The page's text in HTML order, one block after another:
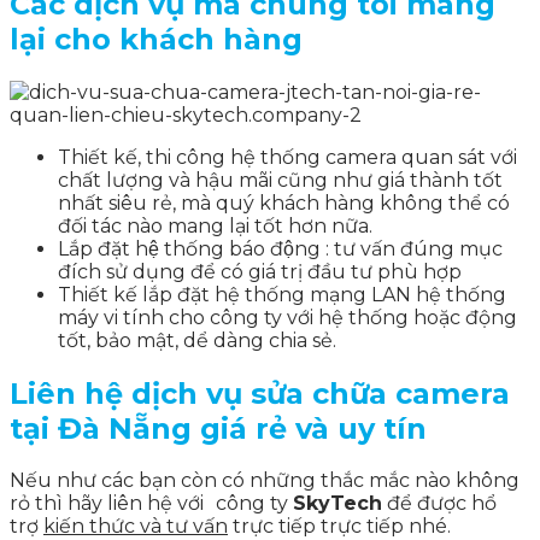
lại cho khách hàng
Thiết kế, thi công hệ thống camera quan sát với
chất lượng và hậu mãi cũng như giá thành tốt
nhất siêu rẻ, mà quý khách hàng không thể có
đối tác nào mang lại tốt hơn nữa.
Lắp đặt hệ thống báo động : tư vấn đúng mục
đích sử dụng để có giá trị đầu tư phù hợp
Thiết kế lắp đặt hệ thống mạng LAN hệ thống
máy vi tính cho công ty với hệ thống hoặc động
tốt, bảo mật, dể dàng chia sẻ.
Liên hệ dịch vụ sửa chữa camera
tại Đà Nẵng giá rẻ và uy tín
Nếu như các bạn còn có những thắc mắc nào không
rỏ thì hãy liên hệ với công ty SkyTech để được hổ
trợ kiến thức và tư vấn trực tiếp trực tiếp nhé.